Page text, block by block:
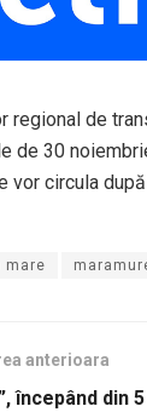
regional de
de 30
circula
mare
anterioara
începând din